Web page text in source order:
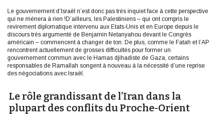
Le gouvernement d’Israël n’est donc pas très inquiet face à cette perspective
qui ne mènera à rien !D’ailleurs, les Palestiniens – qui ont compris le
revirement diplomatique intervenu aux Etats-Unis et en Europe depuis le
discours très argumenté de Benjamin Netanyahou devant le Congrès
américain – commencent à changer de ton. De plus, comme le Fatah et l’AP
rencontrent actuellement de grosses difficultés pour former un
gouvernement commun avec le Hamas djihadiste de Gaza, certains
responsables de Ramallah songent à nouveau à la nécessité d’une reprise
des négociations avec Israël.
Le rôle grandissant de l’Iran dans la
plupart des conflits du Proche-Orient